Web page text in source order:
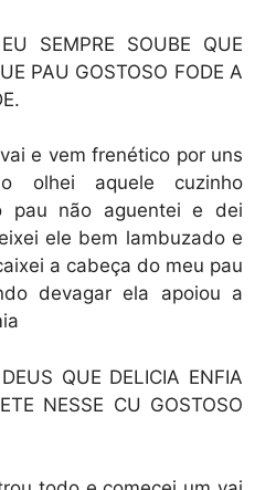
SEMPRE SOUBE QUE
PAU GOSTOSO FODE A
e vem frenético por uns
olhei aquele cuzinho
pau não aguentei e dei
ele bem lambuzado e
a cabeça do meu pau
devagar ela apoiou a
QUE DELICIA ENFIA
NESSE CU GOSTOSO